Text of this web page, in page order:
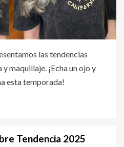
las tendencias
maquillaje. ¡Echa un ojo y
esta temporada!
Tendencia 2025